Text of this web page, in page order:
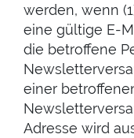
werden, wenn
eine gültige E-
die betroffene
einer
Adresse wird